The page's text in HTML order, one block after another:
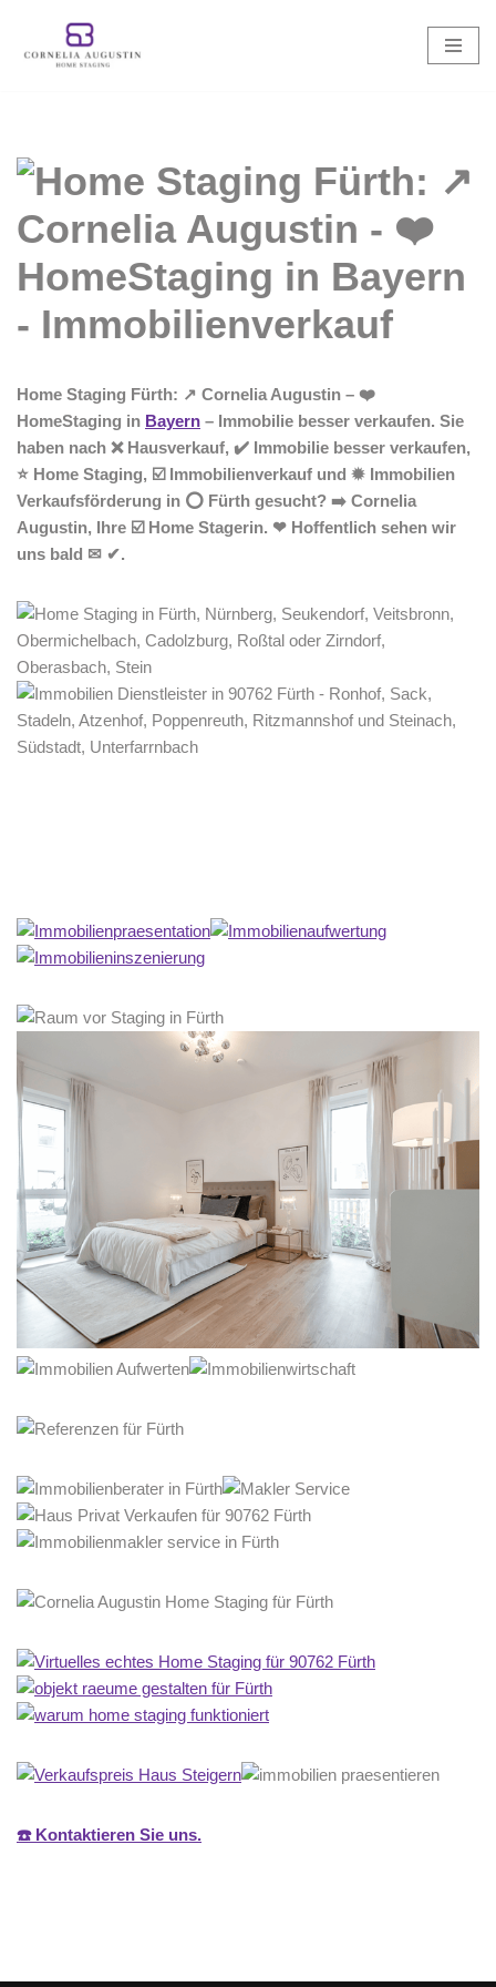
Zum
Home Staging Fürth: ↗️ Cornelia Augustin – ❤️
HomeStaging in Bayern – Immobilie besser verkaufen. Sie
haben nach ❌ Hausverkauf, ✔️ Immobilie besser verkaufen,
⭐ Home Staging, ☑️ Immobilienverkauf und ✹ Immobilien
Verkaufsförderung in ⭕ Fürth gesucht? ➡️ Cornelia
Augustin, Ihre ☑️ Home Stagerin. ❤ Hoffentlich sehen wir
uns bald ✉ ✔.
☎️ Kontaktieren Sie uns.